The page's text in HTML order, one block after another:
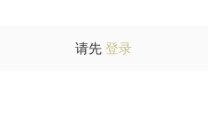
请先 登录